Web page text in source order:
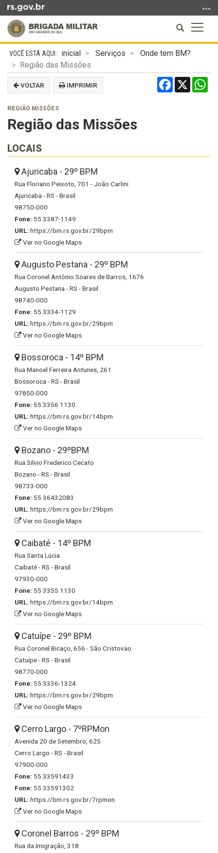
para
conteúdo
para
menu
para
a
Abrir
a
busca
Início
conteúdo
inicial Serviços
Onde tem BM?
Região das Missões
VOLTAR IMPRIMIR Facebook
X
REGIÃO MISSÕES
Região das Missões
LOCAIS
Ajuricaba - 29º BPM
Rua Floriano Peixoto, 701 - João Carlini
Ajuricaba - RS - Brasil
98750-000
Fone: 55 3387-1149
URL: https://bm.rs.gov.br/29bpm
Ver no Google Maps
Augusto Pestana - 29º BPM
Rua Coronel Antônio Soares de Barros, 1676
Augusto Pestana - RS - Brasil
98740-000
Fone: 55 3334-1129
URL: https://bm.rs.gov.br/29bpm
Ver no Google Maps
Bossoroca - 14º BPM
Rua Manoel Ferreira Antunes, 261
Bossoroca - RS - Brasil
97850-000
Fone: 55 3356 1130
URL: https://bm.rs.gov.br/14bpm
Ver no Google Maps
Bozano - 29ºBPM
Rua Silvio Frederico Cecato
Bozano - RS - Brasil
98733-000
Fone: 55 36432083
URL: https://bm.rs.gov.br/29bpm
Ver no Google Maps
Caibaté - 14º BPM
Rua Santa Lúcia
Caibaté - RS - Brasil
97930-000
Fone: 55 3355 1130
URL: https://bm.rs.gov.br/14bpm
Ver no Google Maps
Catuípe - 29º BPM
Rua Coronel Bicaço, 656 - São Cristovao
Catuípe - RS - Brasil
98770-000
Fone: 55 3336-1324
URL: https://bm.rs.gov.br/29bpm
Ver no Google Maps
Cerro Largo - 7ºRPMon
Avenida 20 de Setembro, 625
Cerro Largo - RS - Brasil
97900-000
Fone: 55 33591433
Fone: 55 33591302
URL: https://bm.rs.gov.br/7rpmon
Ver no Google Maps
Coronel Barros - 29º BPM
Rua da Imigração, 318